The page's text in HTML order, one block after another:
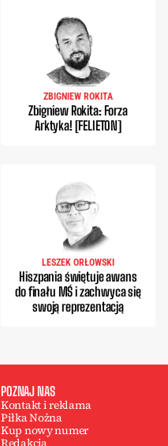
ZBIGNIEW ROKITA
Zbigniew Rokita: Forza
Arktyka! [FELIETON]
LESZEK ORŁOWSKI
Hiszpania świętuje awans
do finału MŚ i zachwyca się
swoją reprezentacją
POZNAJ NAS
Kontakt i reklama
Piłka Nożna
Kup nowy numer